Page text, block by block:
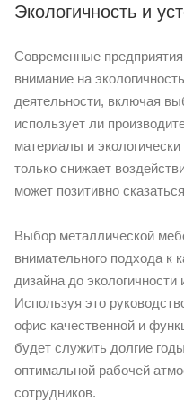
Экологичность и
Современные
внимание на
деятельности, включая
использует ли
материалы и
только снижает
может позитивно
Выбор металлической
внимательного подхода к
дизайна до
Используя это
офис качественной и
будет служить долгие
оптимальной рабочей
сотрудников.